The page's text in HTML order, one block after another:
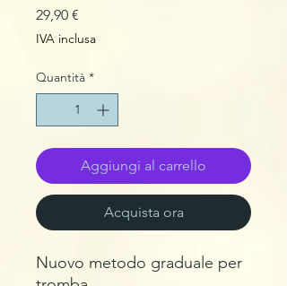
29,90 €
IVA inclusa
Quantità *
Aggiungi al carrello
Acquista ora
Nuovo metodo graduale per